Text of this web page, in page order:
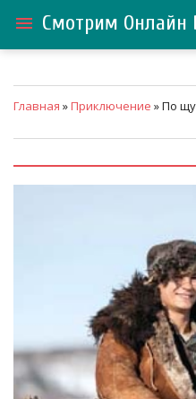
menu Смотрим Онлайн
Главная »Приключение » По